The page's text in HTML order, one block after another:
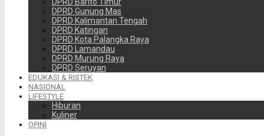
DPRD Gunung Mas
DPRD Kalimantan Tengah
DPRD Katingan
DPRD Kota Palangka Raya
DPRD Lamandau
DPRD Murung Raya
DPRD Seruyan
EDUKASI & RISTEK
NASIONAL
LIFESTYLE
Hiburan
Kuliner
OPINI